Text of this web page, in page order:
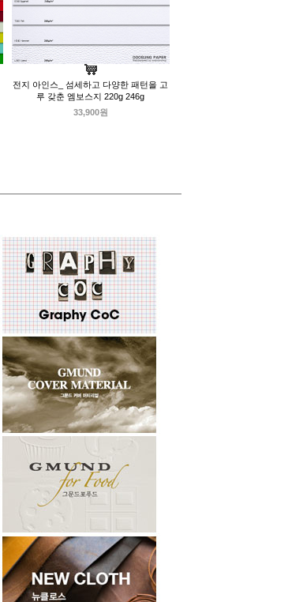
전지 아인스_ 섬세하고 다양한 패턴을 고
루 갖춘 엠보스지 220g 246g
33,900원